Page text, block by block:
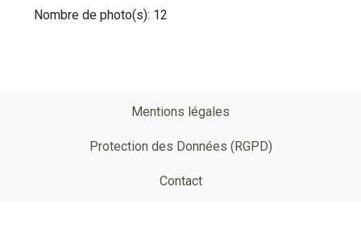
Nombre de photo(s): 12
Mentions légales
Protection des Données (RGPD)
Contact